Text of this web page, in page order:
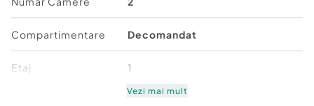
Compartimentare Decomandat
Etaj 1
Vezi mai mult